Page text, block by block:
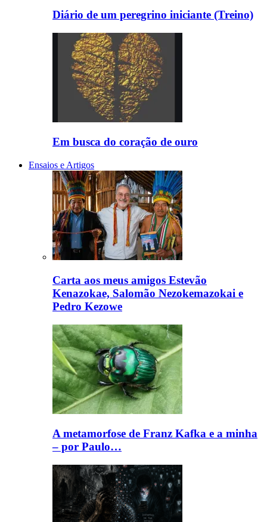
Diário de um peregrino iniciante (Treino)
Em busca do coração de ouro
Ensaios e Artigos
Carta aos meus amigos Estevão
Kenazokae, Salomão Nezokemazokai e
Pedro Kezowe
A metamorfose de Franz Kafka e a minha
– por Paulo…